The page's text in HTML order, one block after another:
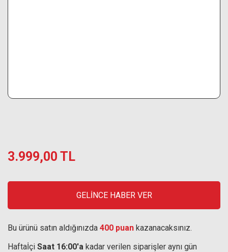
3.999,00 TL
GELİNCE HABER VER
Bu ürünü satın aldığınızda 400 puan kazanacaksınız.
Haftaİçi Saat 16:00'a kadar verilen siparişler aynı gün